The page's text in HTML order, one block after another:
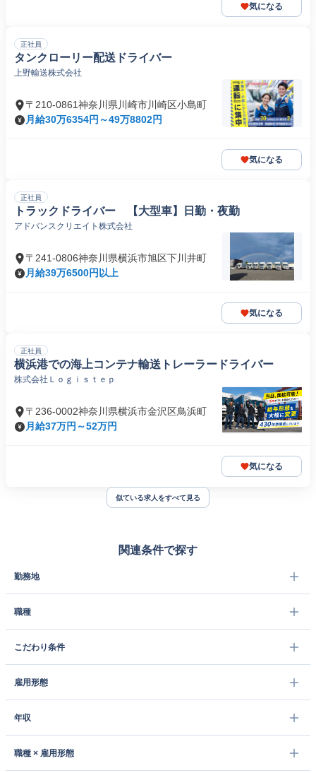
気になる
正社員
タンクローリー配送ドライバー
上野輸送株式会社
〒210-0861神奈川県川崎市川崎区小島町
月給30万6354円～49万8802円
気になる
正社員
トラックドライバー 【大型車】日勤・夜勤
アドバンスクリエイト株式会社
〒241-0806神奈川県横浜市旭区下川井町
月給39万6500円以上
気になる
正社員
横浜港での海上コンテナ輸送トレーラードライバー
株式会社Ｌｏｇｉｓｔｅｐ
〒236-0002神奈川県横浜市金沢区鳥浜町
月給37万円～52万円
気になる
似ている求人をすべて見る
関連条件で探す
勤務地
職種
こだわり条件
雇用形態
年収
職種 × 雇用形態